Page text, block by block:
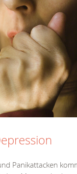
Panikattacken